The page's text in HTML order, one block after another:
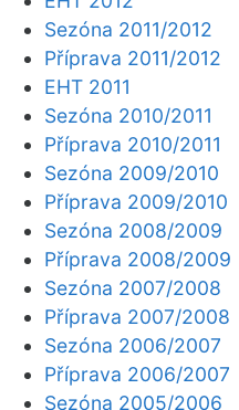
Sezóna 2011/2012
Příprava 2011/2012
EHT 2011
Sezóna 2010/2011
Příprava 2010/2011
Sezóna 2009/2010
Příprava 2009/2010
Sezóna 2008/2009
Příprava 2008/2009
Sezóna 2007/2008
Příprava 2007/2008
Sezóna 2006/2007
Příprava 2006/2007
Sezóna 2005/2006